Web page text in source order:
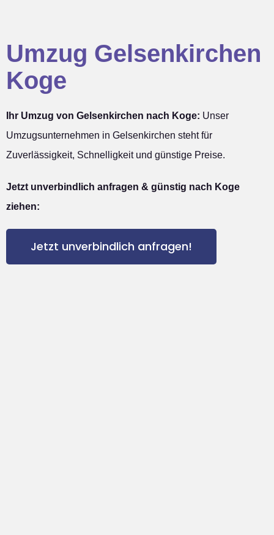
Umzug Gelsenkirchen
Koge
Ihr Umzug von Gelsenkirchen nach Koge: Unser
Umzugsunternehmen in Gelsenkirchen steht für
Zuverlässigkeit, Schnelligkeit und günstige Preise.
Jetzt unverbindlich anfragen & günstig nach Koge
ziehen:
Jetzt unverbindlich anfragen!